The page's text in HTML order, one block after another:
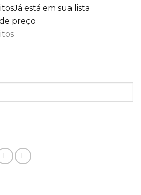
Já está em sua lista
preço